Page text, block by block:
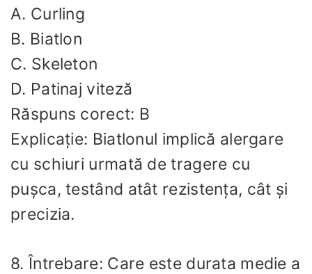
A. Curling
B. Biatlon
C. Skeleton
D. Patinaj viteză
Răspuns corect: B
Explicație: Biatlonul implică alergare
cu schiuri urmată de tragere cu
pușca, testând atât rezistența, cât și
precizia.
8. Întrebare: Care este durata medie a